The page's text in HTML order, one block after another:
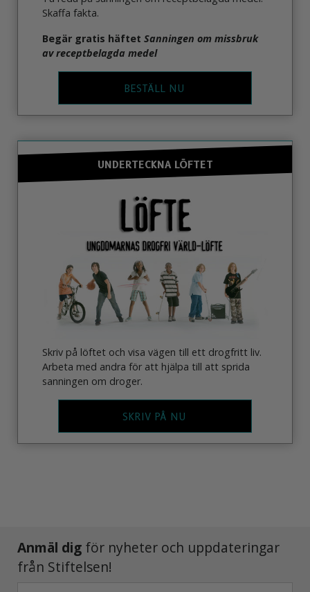
Skaffa fakta.
Begär gratis häftet Sanningen om missbruk
av receptbelagda medel
BESTÄLL NU
UNDERTECKNA LÖFTET
Skriv på löftet och visa vägen till ett drogfritt liv.
Arbeta med andra för att hjälpa till att sprida
sanningen om droger.
SKRIV PÅ NU
Anmäl dig för nyheter och uppdateringar
från Stiftelsen!